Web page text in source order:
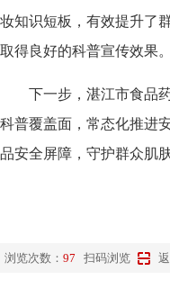
妆知识短板，有效提升了
取得良好的科普宣传效果。
下一步，湛江市食品药
科普覆盖面，常态化推进
品安全屏障，守护群众肌肤
浏览次数： 97 扫码浏览